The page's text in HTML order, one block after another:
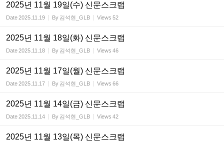
2025년 11월 19일(수) 신문스크랩
Date2025.11.19 By 김석현_GLB Views 52
2025년 11월 18일(화) 신문스크랩
Date2025.11.18 By 김석현_GLB Views 46
2025년 11월 17일(월) 신문스크랩
Date2025.11.17 By 김석현_GLB Views 66
2025년 11월 14일(금) 신문스크랩
Date2025.11.14 By 김석현_GLB Views 42
2025년 11월 13일(목) 신문스크랩